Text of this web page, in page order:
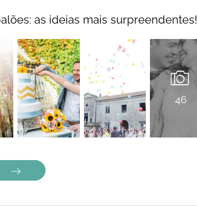
as ideias mais surpreendentes!
46